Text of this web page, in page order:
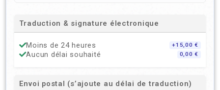
Traduction & signature électronique
Moins de 24 heures +15,00 €
Aucun délai souhaité 0,00 €
Envoi postal (s’ajoute au délai de traduction)